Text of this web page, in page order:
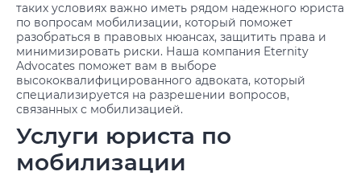
таких условиях важно иметь рядом надежного юриста
по вопросам мобилизации, который поможет
разобраться в правовых нюансах, защитить права и
минимизировать риски. Наша компания Eternity
Advocates поможет вам в выборе
высококвалифицированного адвоката, который
специализируется на разрешении вопросов,
связанных с мобилизацией.
Услуги юриста по
мобилизации